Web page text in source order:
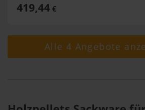
419,44€
Alle 4 Angebote